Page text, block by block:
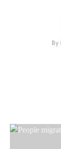
By